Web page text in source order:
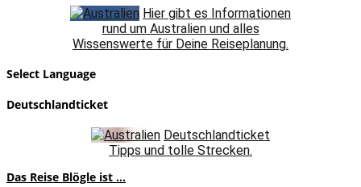
Hier gibt es Informationen
rund um Australien und alles
Wissenswerte für Deine Reiseplanung.
Select Language
Deutschlandticket
Deutschlandticket
Tipps und tolle Strecken.
Das Reise Blögle ist ...